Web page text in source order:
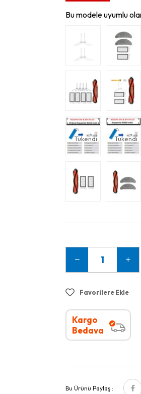
Bu modele uyumlu
Tükendi Tükendi
Favorilere Ekle
Kargo
Bedava
Bu Ürünü Paylaş :